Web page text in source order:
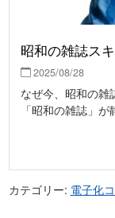
昭和の雑誌ス
2025/08/28
なぜ今、昭和の雑
「昭和の雑誌」
カテゴリー: 電子化